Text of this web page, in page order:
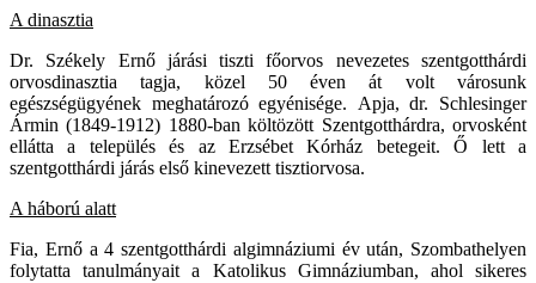
A dinasztia
Dr. Székely Ernő járási tiszti főorvos nevezetes szentgotthárdi
orvosdinasztia tagja, közel 50 éven át volt városunk
egészségügyének meghatározó egyénisége. Apja, dr. Schlesinger
Ármin (1849-1912) 1880-ban költözött Szentgotthárdra, orvosként
ellátta a település és az Erzsébet Kórház betegeit. Ő lett a
szentgotthárdi járás első kinevezett tisztiorvosa.
A háború alatt
Fia, Ernő a 4 szentgotthárdi algimnáziumi év után, Szombathelyen
folytatta tanulmányait a Katolikus Gimnáziumban, ahol sikeres